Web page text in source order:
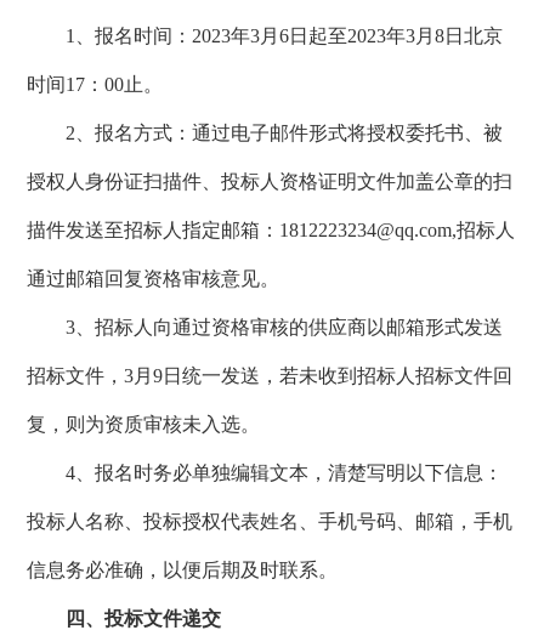
1、报名时间：2023年3月6日起至2023年3月8日北京
时间17：00止。
2、报名方式：通过电子邮件形式将授权委托书、被
授权人身份证扫描件、投标人资格证明文件加盖公章的扫
描件发送至招标人指定邮箱：1812223234@qq.com,招标人
通过邮箱回复资格审核意见。
3、招标人向通过资格审核的供应商以邮箱形式发送
招标文件，3月9日统一发送，若未收到招标人招标文件回
复，则为资质审核未入选。
4、报名时务必单独编辑文本，清楚写明以下信息：
投标人名称、投标授权代表姓名、手机号码、邮箱，手机
信息务必准确，以便后期及时联系。
四、投标文件递交